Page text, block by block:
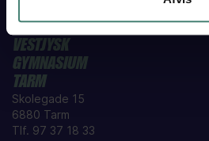
VESTJYSK
GYMNASIUM
TARM
Skolegade 15
6880 Tarm
Tlf. 97 37 18 33